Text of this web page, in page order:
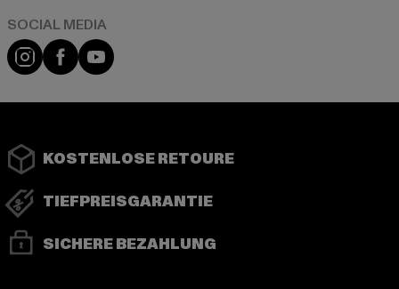
Instagram
FacebookYouTube
KOSTENLOSE RETOURE
TIEFPREISGARANTIE
SICHERE BEZAHLUNG